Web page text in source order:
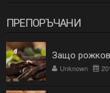
ПРЕПОРЪЧАНИ
Защо рожков
Unknown